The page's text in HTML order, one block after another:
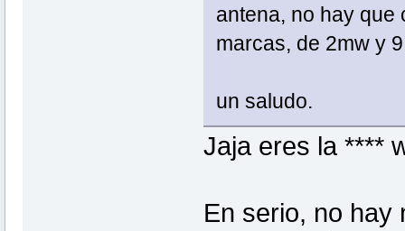
antena, no hay que
marcas, de 2mw y
un saludo.
Jaja eres la ****
En serio, no hay